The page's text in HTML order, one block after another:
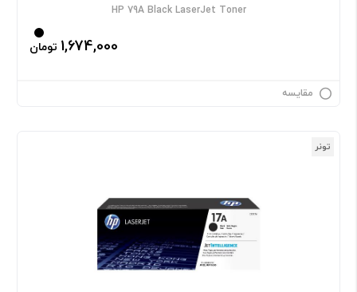
HP 79A Black LaserJet Toner
1,674,000 تومان
مقایسه
تونر